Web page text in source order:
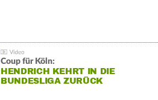
Coup für Köln:
HENDRICH KEHRT IN DIE
BUNDESLIGA ZURÜCK